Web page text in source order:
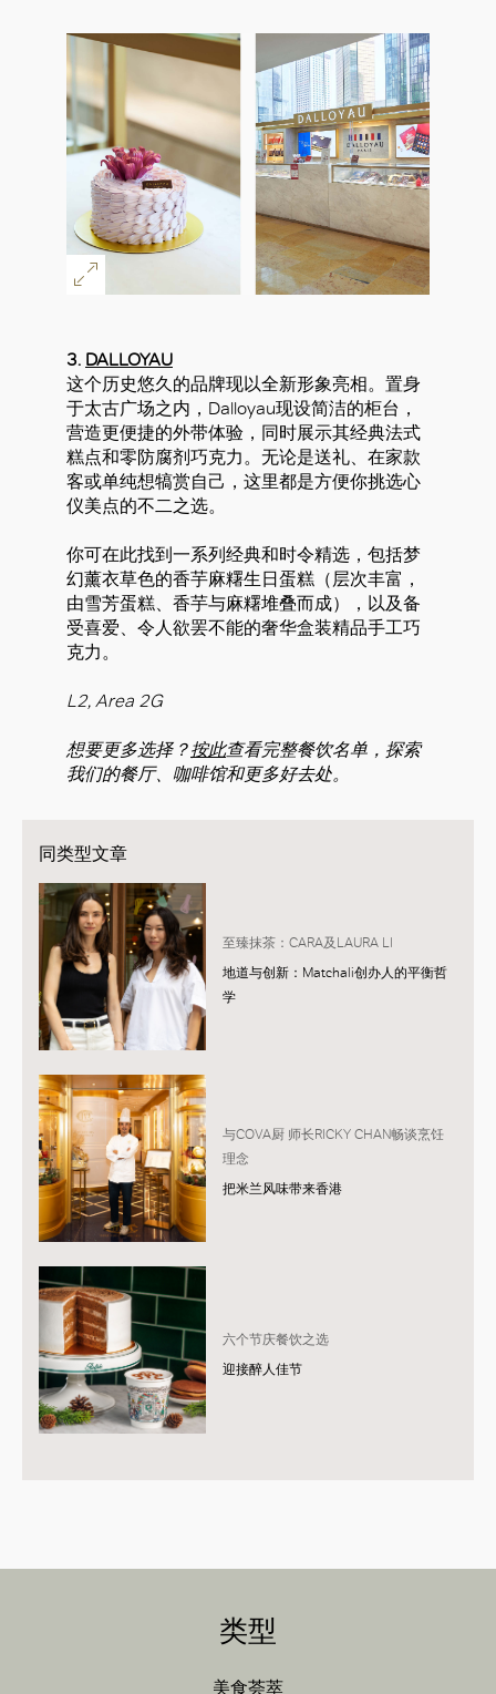
3. DALLOYAU
这个历史悠久的品牌现以全新形象亮相。置身
于太古广场之内，Dalloyau现设简洁的柜台，
营造更便捷的外带体验，同时展示其经典法式
糕点和零防腐剂巧克力。无论是送礼、在家款
客或单纯想犒赏自己，这里都是方便你挑选心
仪美点的不二之选。
你可在此找到一系列经典和时令精选，包括梦
幻薰衣草色的香芋麻糬生日蛋糕（层次丰富，
由雪芳蛋糕、香芋与麻糬堆叠而成），以及备
受喜爱、令人欲罢不能的奢华盒装精品手工巧
克力。
L2, Area 2G
想要更多选择？按此查看完整餐饮名单，探索
我们的餐厅、咖啡馆和更多好去处。
同类型文章
至臻抹茶：CARA及LAURA LI
地道与创新：Matchali创办人的平衡哲
学
与COVA厨 师长RICKY CHAN畅谈烹饪
理念
把米兰风味带来香港
六个节庆餐饮之选
迎接醉人佳节
类型
美食荟萃